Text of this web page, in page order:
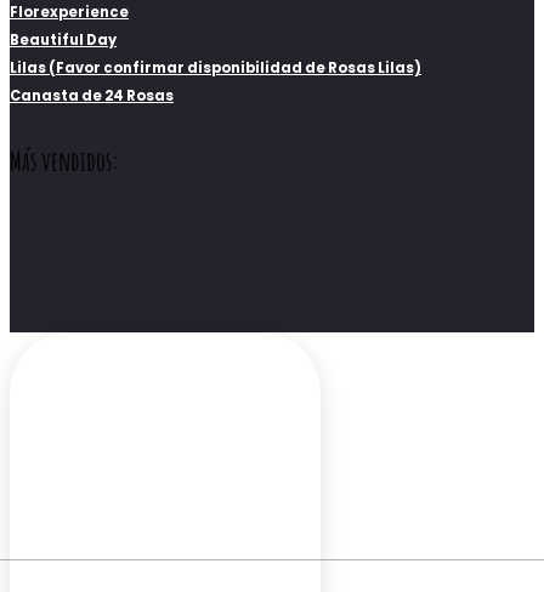
Florexperience
Beautiful Day
Lilas (Favor confirmar disponibilidad de Rosas Lilas)
Canasta de 24 Rosas
Más vendidos: